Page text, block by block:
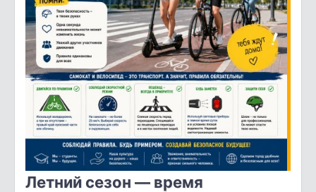
Летний сезон — время